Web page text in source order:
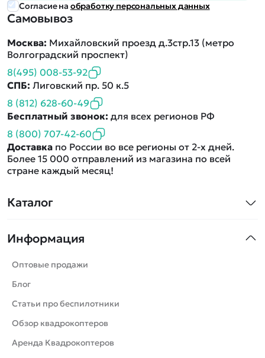
Каталог
Машинки
Танки
Вертолеты
Катера
Роботы
Самолеты
Информация
Оптовые продажи
Блог
Статьи про беспилотники
Обзор квадрокоптеров
Аренда Квадрокоптеров
Самовывоз
Москва: Михайловский проезд д.3стр.13 (метро
Волгоградский проспект)
8(495) 008-53-92
СПБ: Лиговский пр. 50 к.5
8 (812) 628-60-49
Бесплатный звонок: для всех регионов РФ
8 (800) 707-42-60
Доставка по России во все регионы от 2-х дней.
Более 15 000 отправлений из магазина по всей
стране каждый месяц!
Согласие на обработку персональных данных